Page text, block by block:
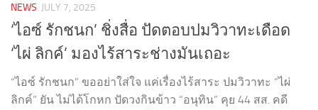
NEWS JULY 7, 2025
‘ไอซ์ รักชนก’ ชิ่งสื่อ ปัดตอบปมวิวาทะเดือด
‘ไผ่ ลิกค์’ มองไร้สาระช่างมันเถอะ
“ไอซ์ รักชนก” ขออย่าใส่ใจ แค่เรื่องไร้สาระ ปมวิวาทะ “ไผ่
ลิกค์” ยัน ไม่ได้โกหก ปัดวงกินข้าว “อนุทิน” คุย 44 สส. คดี